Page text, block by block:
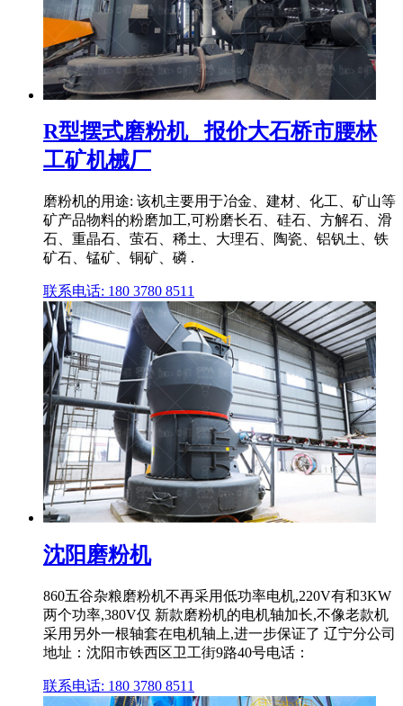
R型摆式磨粉机 _报价大石桥市腰林
工矿机械厂
磨粉机的用途: 该机主要用于冶金、建材、化工、矿山等
矿产品物料的粉磨加工,可粉磨长石、硅石、方解石、滑
石、重晶石、萤石、稀土、大理石、陶瓷、铝钒土、铁
矿石、锰矿、铜矿、磷 .
联系电话: 180 3780 8511
沈阳磨粉机
860五谷杂粮磨粉机不再采用低功率电机,220V有和3KW
两个功率,380V仅 新款磨粉机的电机轴加长,不像老款机
采用另外一根轴套在电机轴上,进一步保证了 辽宁分公司
地址：沈阳市铁西区卫工街9路40号电话：
联系电话: 180 3780 8511